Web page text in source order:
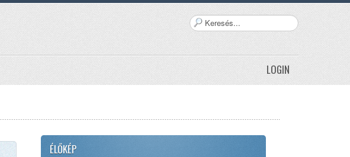
Keresés...
LOGIN
ÉLŐKÉP